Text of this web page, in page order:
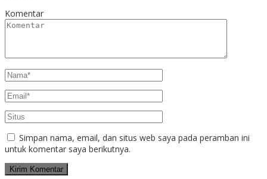
Komentar
Simpan nama, email, dan situs web saya pada peramban ini
untuk komentar saya berikutnya.